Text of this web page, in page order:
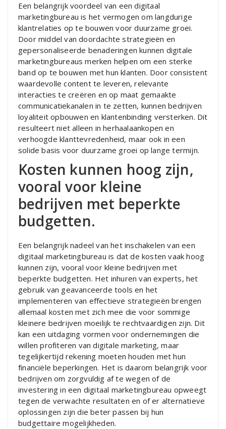
Een belangrijk voordeel van een digitaal
marketingbureau is het vermogen om langdurige
klantrelaties op te bouwen voor duurzame groei.
Door middel van doordachte strategieën en
gepersonaliseerde benaderingen kunnen digitale
marketingbureaus merken helpen om een sterke
band op te bouwen met hun klanten. Door consistent
waardevolle content te leveren, relevante
interacties te creëren en op maat gemaakte
communicatiekanalen in te zetten, kunnen bedrijven
loyaliteit opbouwen en klantenbinding versterken. Dit
resulteert niet alleen in herhaalaankopen en
verhoogde klanttevredenheid, maar ook in een
solide basis voor duurzame groei op lange termijn.
Kosten kunnen hoog zijn,
vooral voor kleine
bedrijven met beperkte
budgetten.
Een belangrijk nadeel van het inschakelen van een
digitaal marketingbureau is dat de kosten vaak hoog
kunnen zijn, vooral voor kleine bedrijven met
beperkte budgetten. Het inhuren van experts, het
gebruik van geavanceerde tools en het
implementeren van effectieve strategieën brengen
allemaal kosten met zich mee die voor sommige
kleinere bedrijven moeilijk te rechtvaardigen zijn. Dit
kan een uitdaging vormen voor ondernemingen die
willen profiteren van digitale marketing, maar
tegelijkertijd rekening moeten houden met hun
financiële beperkingen. Het is daarom belangrijk voor
bedrijven om zorgvuldig af te wegen of de
investering in een digitaal marketingbureau opweegt
tegen de verwachte resultaten en of er alternatieve
oplossingen zijn die beter passen bij hun
budgettaire mogelijkheden.